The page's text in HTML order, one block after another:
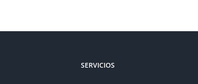
SERVICIOS